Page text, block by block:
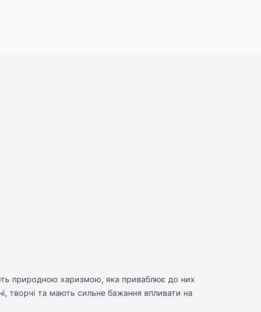
природною харизмою, яка приваблює до них
творчі та мають сильне бажання впливати на